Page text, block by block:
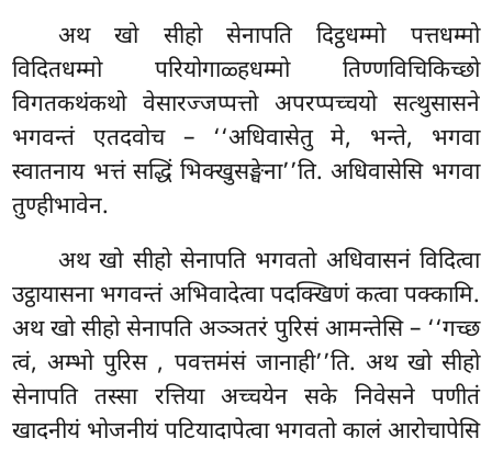
अथ खो सीहो सेनापति दिट्ठधम्मो पत्तधम्मो
विदितधम्मो परियोगाळ्हधम्मो तिण्णविचिकिच्छो
विगतकथंकथो वेसारज्जप्पत्तो अपरप्पच्चयो सत्थुसासने
भगवन्तं एतदवोच – ‘‘अधिवासेतु मे, भन्ते, भगवा
स्वातनाय भत्तं सद्धिं भिक्खुसङ्घेना’’ति. अधिवासेसि भगवा
तुण्हीभावेन.
अथ खो सीहो सेनापति भगवतो अधिवासनं विदित्वा
उट्ठायासना भगवन्तं अभिवादेत्वा पदक्खिणं कत्वा पक्कामि.
अथ खो सीहो सेनापति अञ्ञतरं पुरिसं आमन्तेसि – ‘‘गच्छ
त्वं, अम्भो पुरिस , पवत्तमंसं जानाही’’ति. अथ खो सीहो
सेनापति तस्सा रत्तिया अच्चयेन सके निवेसने पणीतं
खादनीयं भोजनीयं पटियादापेत्वा भगवतोकालं आरोचापेसि